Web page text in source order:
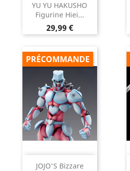
YU YU HAKUSHO
Figurine Hiei...
Prix
29,99 €
JOJO'S Bizzare
PRÉCOMMANDE